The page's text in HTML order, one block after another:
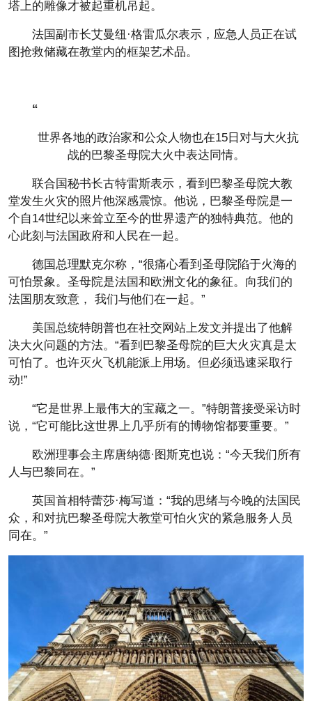
塔上的雕像才被起重机吊起。
法国副市长艾曼纽·格雷瓜尔表示，应急人员正在试
图抢救储藏在教堂内的框架艺术品。
“
世界各地的政治家和公众人物也在15日对与大火抗
战的巴黎圣母院大火中表达同情。
联合国秘书长古特雷斯表示，看到巴黎圣母院大教
堂发生火灾的照片他深感震惊。他说，巴黎圣母院是一
个自14世纪以来耸立至今的世界遗产的独特典范。他的
心此刻与法国政府和人民在一起。
德国总理默克尔称，“很痛心看到圣母院陷于火海的
可怕景象。圣母院是法国和欧洲文化的象征。向我们的
法国朋友致意， 我们与他们在一起。”
美国总统特朗普也在社交网站上发文并提出了他解
决大火问题的方法。“看到巴黎圣母院的巨大火灾真是太
可怕了。也许灭火飞机能派上用场。但必须迅速采取行
动!”
“它是世界上最伟大的宝藏之一。”特朗普接受采访时
说，“它可能比这世界上几乎所有的博物馆都要重要。”
欧洲理事会主席唐纳德·图斯克也说：“今天我们所有
人与巴黎同在。”
英国首相特蕾莎·梅写道：“我的思绪与今晚的法国民
众，和对抗巴黎圣母院大教堂可怕火灾的紧急服务人员
同在。”